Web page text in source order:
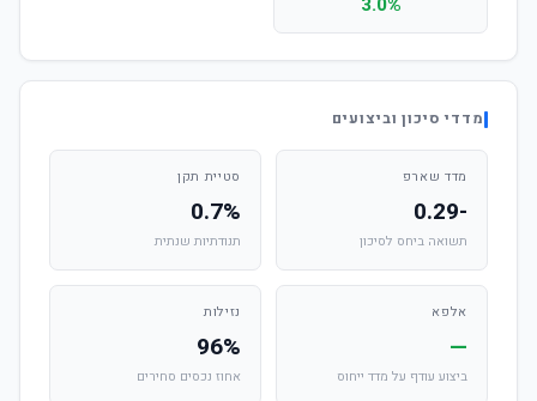
מדדי סיכון וביצועים
מדד שארפ
-0.29
תשואה ביחס לסיכון
סטיית תקן
0.7%
תנודתיות שנתית
אלפא
—
ביצוע עודף על מדד ייחוס
נזילות
96%
אחוז נכסים סחירים